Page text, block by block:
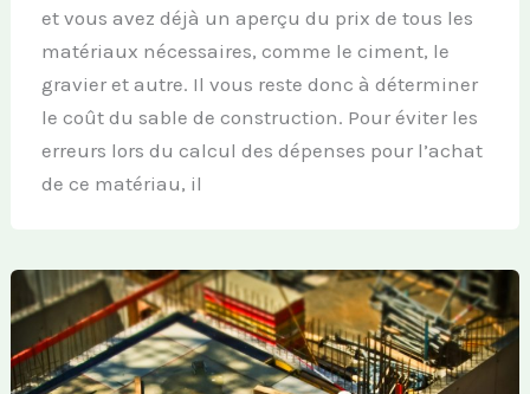
et vous avez déjà un aperçu du prix de tous les
matériaux nécessaires, comme le ciment, le
gravier et autre. Il vous reste donc à déterminer
le coût du sable de construction. Pour éviter les
erreurs lors du calcul des dépenses pour l’achat
de ce matériau, il